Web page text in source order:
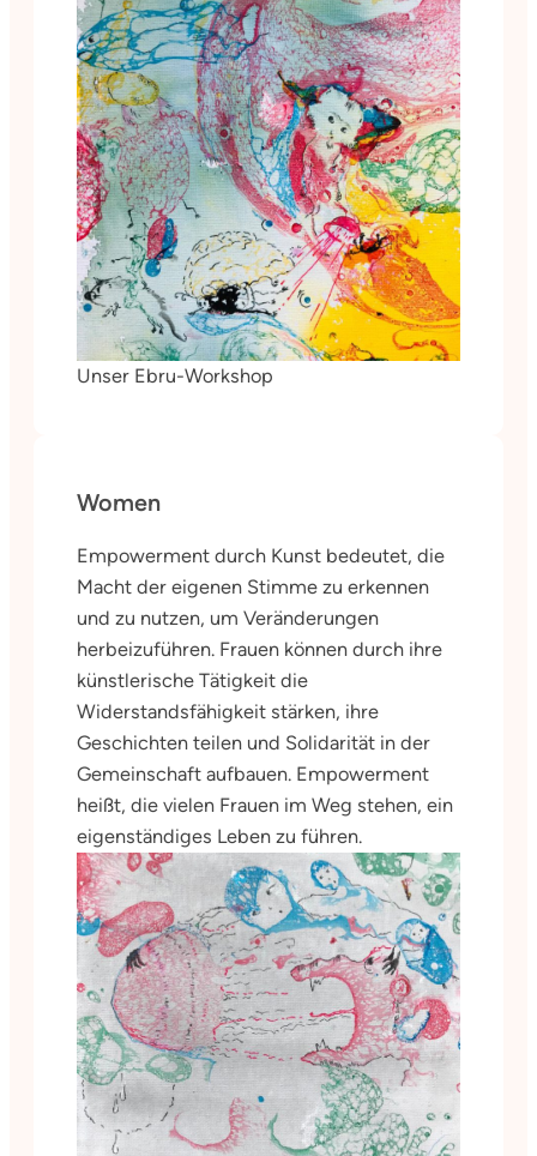
Unser Ebru-Workshop
Women
Empowerment durch Kunst bedeutet, die
Macht der eigenen Stimme zu erkennen
und zu nutzen, um Veränderungen
herbeizuführen. Frauen können durch ihre
künstlerische Tätigkeit die
Widerstandsfähigkeit stärken, ihre
Geschichten teilen und Solidarität in der
Gemeinschaft aufbauen. Empowerment
heißt, die vielen Frauen im Weg stehen, ein
eigenständiges Leben zu führen.